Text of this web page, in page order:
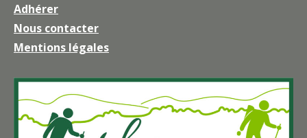
une
nouvelle
fenêtre
Adhérer
Nous contacter
Mentions légales